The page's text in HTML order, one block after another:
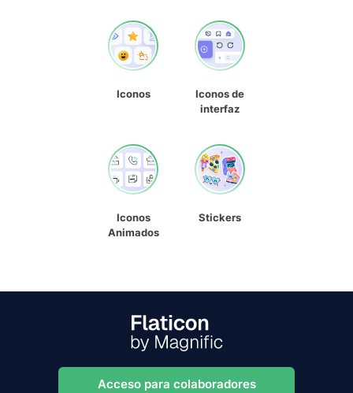
Iconos
Iconos de
interfaz
Iconos
Animados
Stickers
Acceso para colaboradores